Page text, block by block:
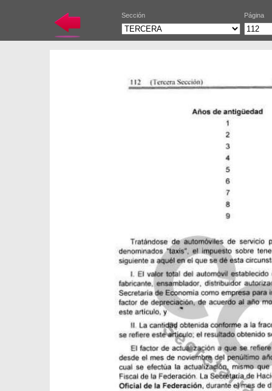
Sección Página